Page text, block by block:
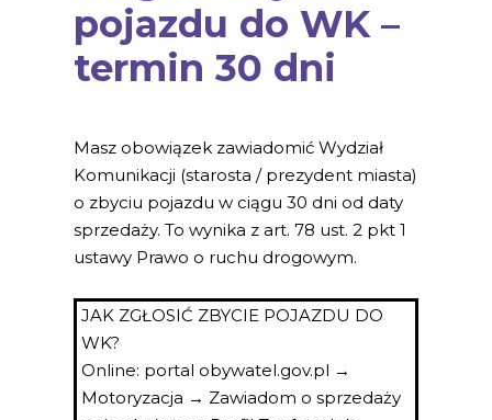
pojazdu do WK –
termin 30 dni
Masz obowiązek zawiadomić Wydział
Komunikacji (starosta / prezydent miasta)
o zbyciu pojazdu w ciągu 30 dni od daty
sprzedaży. To wynika z art. 78 ust. 2 pkt 1
ustawy Prawo o ruchu drogowym.
JAK ZGŁOSIĆ ZBYCIE POJAZDU DO
WK?
Online: portal obywatel.gov.pl →
Motoryzacja → Zawiadom o sprzedaży